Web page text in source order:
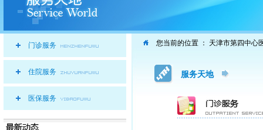
门诊服务
住院服务
医保服务
您当前的位置 ： 天津市第四中心
服务天地